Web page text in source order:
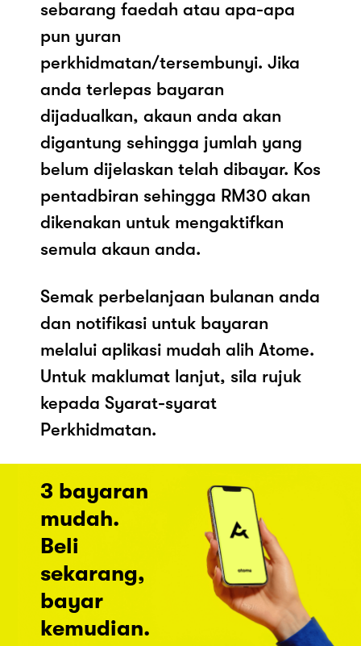
sebarang faedah atau apa-apa
pun yuran
perkhidmatan/tersembunyi. Jika
anda terlepas bayaran
dijadualkan, akaun anda akan
digantung sehingga jumlah yang
belum dijelaskan telah dibayar. Kos
pentadbiran sehingga RM30 akan
dikenakan untuk mengaktifkan
semula akaun anda.
Semak perbelanjaan bulanan anda
dan notifikasi untuk bayaran
melalui aplikasi mudah alih Atome.
Untuk maklumat lanjut, sila rujuk
kepada Syarat-syarat
Perkhidmatan.
3 bayaran
mudah.
Beli
sekarang,
bayar
kemudian.